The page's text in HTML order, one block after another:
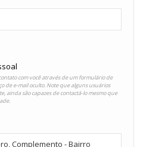
com você através de um formulário de
de e-mail oculto. Note que alguns usuários
ainda são capazes de contactá-lo mesmo que